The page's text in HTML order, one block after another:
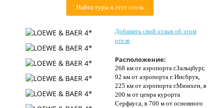
Найти туры в этот отель
Добавить свой отзыв об этом
отеле
Расположение:
268 км от аэропорта г.Зальцбург,
92 км от аэропорта г. Инсбрук,
225 км от аэропорта г.Мюнхен, в
200 м от ценра курорта
Серфауса, в 700 м от основного